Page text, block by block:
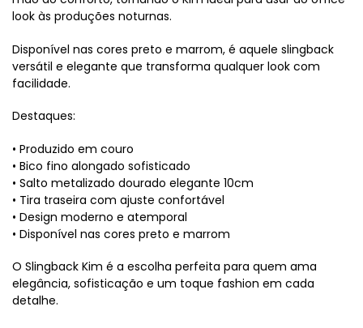
look às produções noturnas.
Disponível nas cores preto e marrom, é aquele slingback
versátil e elegante que transforma qualquer look com
facilidade.
Destaques:
• Produzido em couro
• Bico fino alongado sofisticado
• Salto metalizado dourado elegante 10cm
• Tira traseira com ajuste confortável
• Design moderno e atemporal
• Disponível nas cores preto e marrom
O Slingback Kim é a escolha perfeita para quem ama
elegância, sofisticação e um toque fashion em cada
detalhe.